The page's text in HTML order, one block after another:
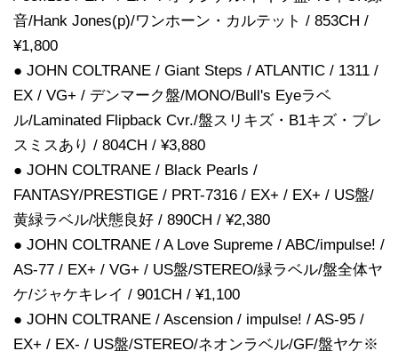
音/Hank Jones(p)/ワンホーン・カルテット / 853CH /
¥1,800
● JOHN COLTRANE / Giant Steps / ATLANTIC / 1311 /
EX / VG+ / デンマーク盤/MONO/Bull's Eyeラベ
ル/Laminated Flipback Cvr./盤スリキズ・B1キズ・プレ
スミスあり / 804CH / ¥3,880
● JOHN COLTRANE / Black Pearls /
FANTASY/PRESTIGE / PRT-7316 / EX+ / EX+ / US盤/
黄緑ラベル/状態良好 / 890CH / ¥2,380
● JOHN COLTRANE / A Love Supreme / ABC/impulse! /
AS-77 / EX+ / VG+ / US盤/STEREO/緑ラベル/盤全体ヤ
ケ/ジャケキレイ / 901CH / ¥1,100
● JOHN COLTRANE / Ascension / impulse! / AS-95 /
EX+ / EX- / US盤/STEREO/ネオンラベル/GF/盤ヤケ※